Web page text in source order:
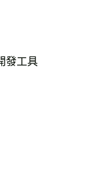
發工具